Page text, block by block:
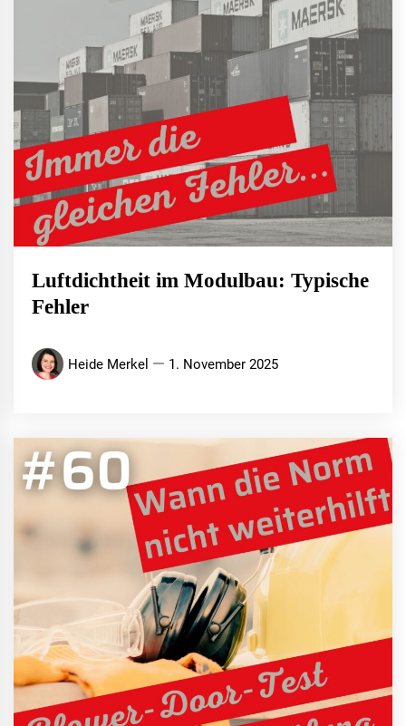
Luftdichtheit im Modulbau: Typische
Fehler
Heide Merkel 1. November 2025